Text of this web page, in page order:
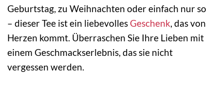
Geburtstag, zu Weihnachten oder einfach nur so
– dieser Tee ist ein liebevolles Geschenk , das von
Herzen kommt. Überraschen Sie Ihre Lieben mit
einem Geschmackserlebnis, das sie nicht
vergessen werden.